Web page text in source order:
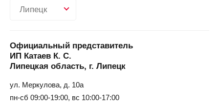
Липецк
Официальный представитель
ИП Катаев К. С.
Липецкая область, г. Липецк
ул. Меркулова, д. 10а
пн-сб 09:00-19:00, вс 10:00-17:00